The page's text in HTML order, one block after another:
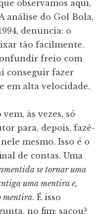
observamos aqui,
análise do Gol Bola,
denuncia: o
tão facilmente.
freio com
conseguir fazer
em alta velocidade.
às vezes, só
para, depois, fazê-
mesmo. Isso é o
de contas. Uma
se tornar uma
uma mentira e,
mentira. É isso
no fim: sacou?